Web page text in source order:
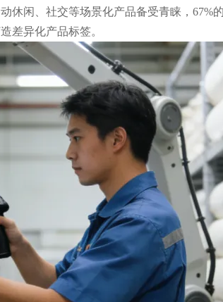
闲、社交等场景化产品备受青睐，67%
差异化产品标签。